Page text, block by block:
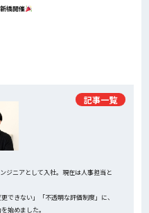
橋開催
ジニアとして入社。現在は人事担当と
できない」「不透明な評価制度」に、
始めました。
記事一覧